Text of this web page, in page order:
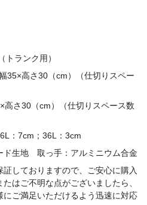
トランク用）
35×高さ30（cm）（仕切りスペー
高さ30（cm）（仕切りスペース数
；36L：3cm
ド生地 取っ手：アルミニウム合金
証しておりますので、ご安心に購入
はご不明な点がございましたら、
ご満足いただけるよう迅速に対応